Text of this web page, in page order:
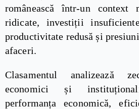
românească într-un context
ridicate, investiții
productivitate redusă și
afaceri.
Clasamentul analizează
economici și
performanța economică,